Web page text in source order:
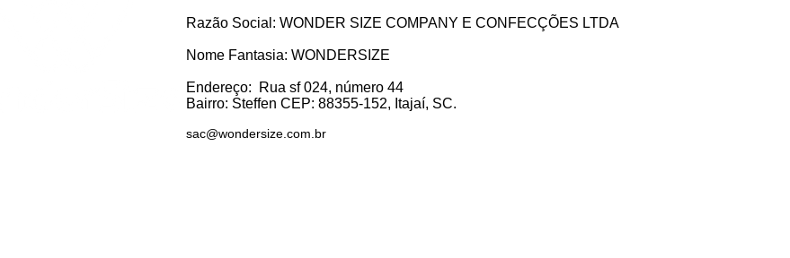
Razão Social: WONDER SIZE COMPANY E CONFECÇÕES LTDA
Nome Fantasia: WONDERSIZE
Endereço:
Rua sf 024, número 44
Bairro: Steffen CEP: 88355-152, Itajaí, SC.
sac@wondersize.com.br